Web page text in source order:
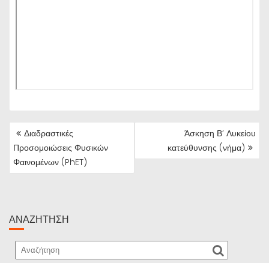
ΠΛΟΉΓΗΣΗ
ΆΡΘΡΩΝ
Διαδραστικές
Προσομοιώσεις Φυσικών
Φαινομένων (PhET)
Άσκηση Β’ Λυκείου
κατεύθυνσης (νήμα)
ΑΝΑΖΉΤΗΣΗ